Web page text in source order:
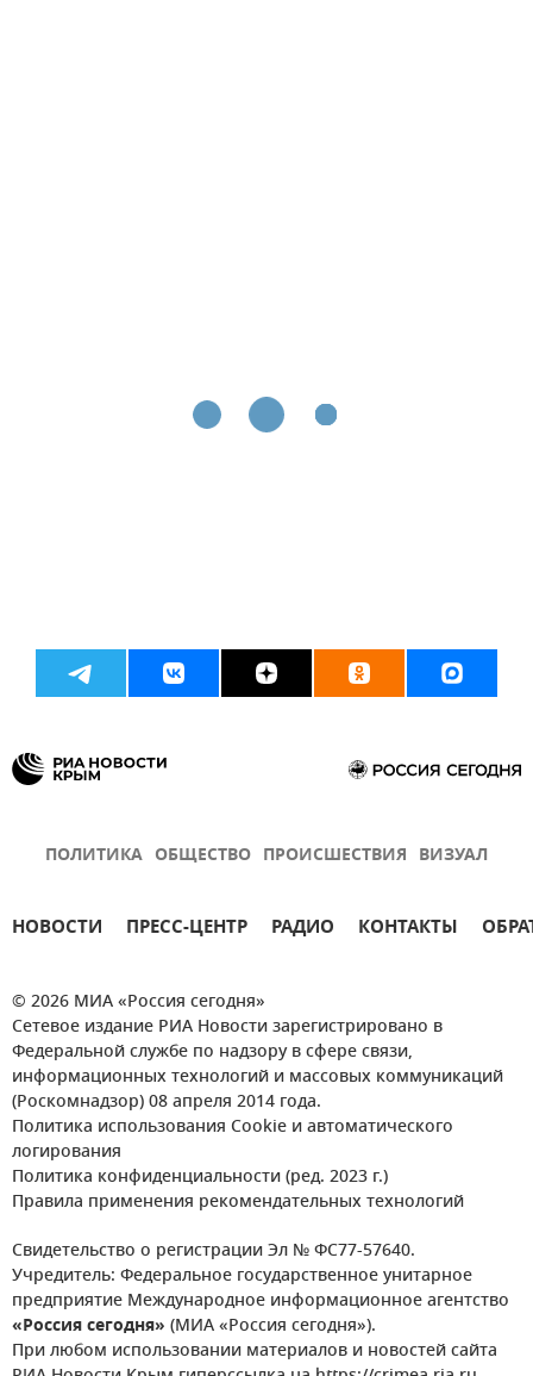
ПОЛИТИКА ОБЩЕСТВО ПРОИСШЕСТВИЯ ВИЗУАЛ
НОВОСТИ ПРЕСС-ЦЕНТР РАДИО КОНТАКТЫ
© 2026 МИА «Россия сегодня»
Сетевое издание РИА Новости зарегистрировано в
Федеральной службе по надзору в сфере связи,
информационных технологий и массовых коммуникаций
(Роскомнадзор) 08 апреля 2014 года.
Политика использования Cookie и автоматического
логирования
Политика конфиденциальности (ред. 2023 г.)
Правила применения рекомендательных технологий
Свидетельство о регистрации Эл № ФС77-57640.
Учредитель: Федеральное государственное унитарное
предприятие Международное информационное агентство
«Россия сегодня» (МИА «Россия сегодня»).
При любом использовании материалов и новостей сайта